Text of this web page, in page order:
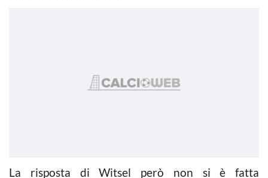
La risposta di Witsel però non si è fatta